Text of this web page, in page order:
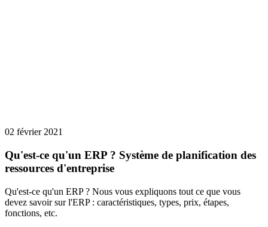
02 février 2021
Qu'est-ce qu'un ERP ? Système de planification des
ressources d'entreprise
Qu'est-ce qu'un ERP ? Nous vous expliquons tout ce que vous
devez savoir sur l'ERP : caractéristiques, types, prix, étapes,
fonctions, etc.